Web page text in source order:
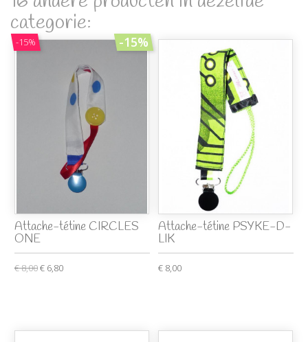
categorie:
-15% -15%
Attache-tétine CIRCLES
ONE
€ 8,00€ 6,80
Attache-tétine PSYKE-D-
LIK
€ 8,00